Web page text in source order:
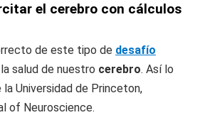
el cerebro con cálculos
de este tipo de desafío
salud de nuestro cerebro. Así lo
Universidad de Princeton,
of Neuroscience.